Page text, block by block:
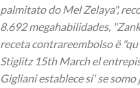
palmitato do Mel Zelaya",
8.692 megahabilidades,
receta contrareembolso ë
Stiglitz 15th March el
Gigliani establece si' ​​se